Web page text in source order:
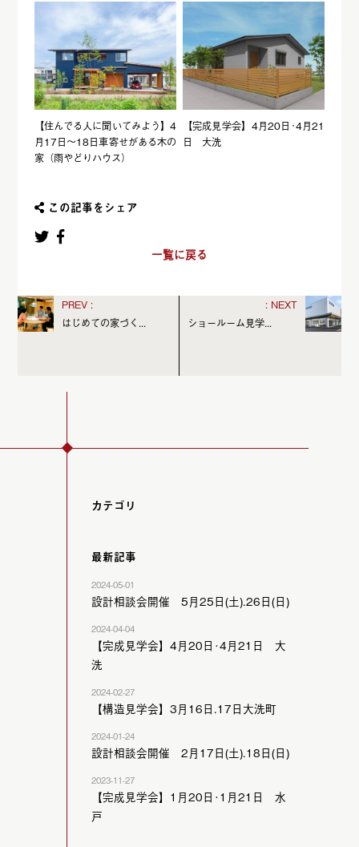
カテゴリ
最新記事
2024-05-01
設計相談会開催 5月25日(土).26日(日)
2024-04-04
【完成見学会】4月20日･4月21日 大
洗
2024-02-27
【構造見学会】3月16日.17日大洗町
2024-01-24
設計相談会開催 2月17日(土).18日(日)
2023-11-27
【完成見学会】1月20日･1月21日 水
戸
【住んでる人に聞いてみよう】4
月17日～18日車寄せがある木の
家（雨やどりハウス）
【完成見学会】4月20日･4月21
日 大洗
この記事をシェア
一覧に戻る
はじめての家づく... ショールーム見学...